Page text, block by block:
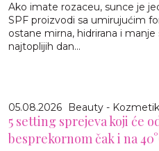
Ako imate rozaceu, sunce je
SPF proizvodi sa umirujućim
ostane mirna, hidrirana i
najtoplijih dan...
05.08.2026 Beauty -
5 setting sprejeva koji će
besprekornom čak i na